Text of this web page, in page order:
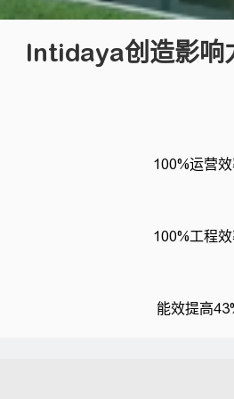
Intidaya创造影响
100%运营
100%工程
能效提高